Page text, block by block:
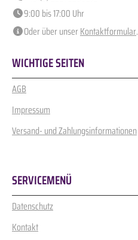
9:00 bis 17:00 Uhr
Oder über unserKontaktformular.
WICHTIGE SEITEN
AGB
Impressum
Versand- und Zahlungsinformationen
SERVICEMENÜ
Datenschutz
Kontakt